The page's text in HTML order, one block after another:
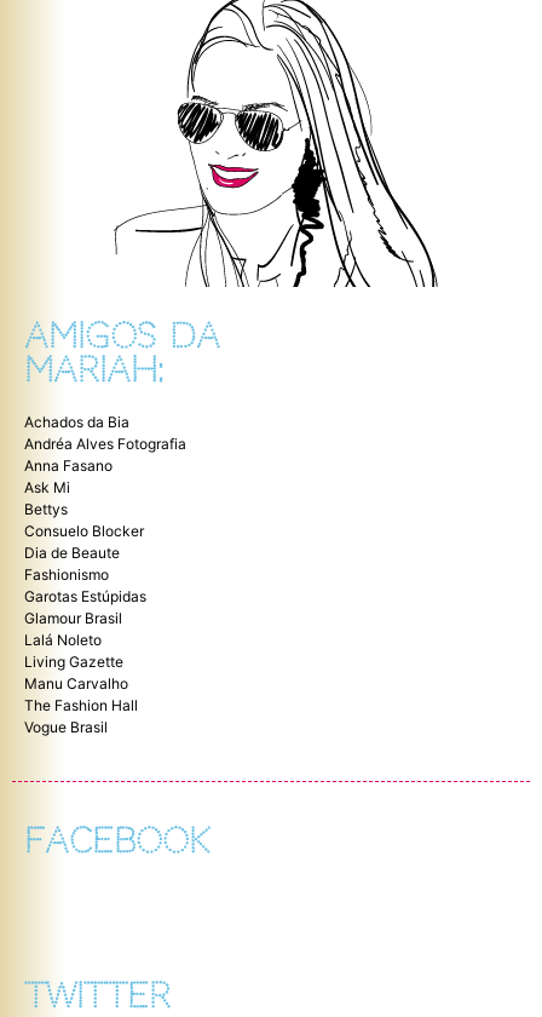
AMIGOS DA
MARIAH:
Achados da Bia
Andréa Alves Fotografia
Anna Fasano
Ask Mi
Bettys
Consuelo Blocker
Dia de Beaute
Fashionismo
Garotas Estúpidas
Glamour Brasil
Lalá Noleto
Living Gazette
Manu Carvalho
The Fashion Hall
Vogue Brasil
FACEBOOK
TWITTER